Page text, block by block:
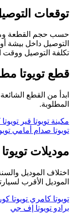
توقعات
حسب حجم القطعة
التوصيل داخل بيشة
تكلفة التوصيل ووقت
قطع تويوتا
ابدأ من القطع
المطلوبة.
مكينة تويوتا قير تويوتا
تويوتا صدام أمامي
موديلات
اختلاف الموديل
الموديل الأقرب
تويوتا كامري تويوتا
برادو تويوتا إف جي